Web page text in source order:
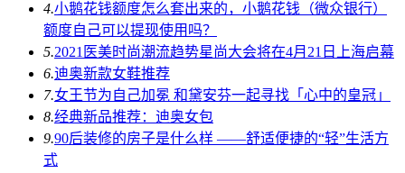
4.小鹅花钱额度怎么套出来的，小鹅花钱（微众银行）
额度自己可以提现使用吗？
5.2021医美时尚潮流趋势星尚大会将在4月21日上海启幕
6.迪奥新款女鞋推荐
7.女王节为自己加冕 和黛安芬一起寻找「心中的皇冠」
8.经典新品推荐：迪奥女包
9.90后装修的房子是什么样 ——舒适便捷的“轻”生活方
式